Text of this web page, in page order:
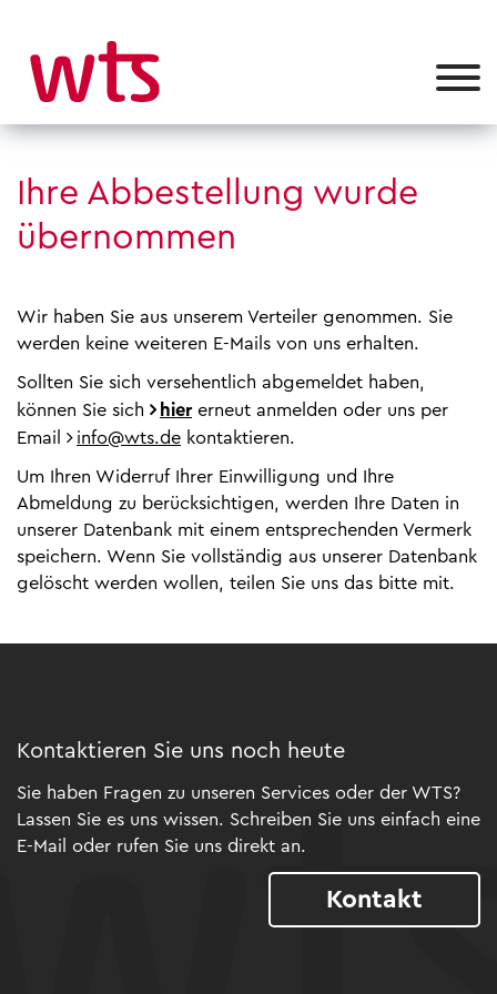
Ihre Abbestellung wurde
übernommen
Wir haben Sie aus unserem Verteiler genommen. Sie
werden keine weiteren E-Mails von uns erhalten.
Sollten Sie sich versehentlich abgemeldet haben,
können Sie sich
hiererneut anmelden oder uns per
Email
info@wts.de kontaktieren.
Um Ihren Widerruf Ihrer Einwilligung und Ihre
Abmeldung zu berücksichtigen, werden Ihre Daten in
unserer Datenbank mit einem entsprechenden Vermerk
speichern. Wenn Sie vollständig aus unserer Datenbank
gelöscht werden wollen, teilen Sie uns das bitte mit.
Kontaktieren Sie uns noch heute
Sie haben Fragen zu unseren Services oder der WTS?
Lassen Sie es uns wissen. Schreiben Sie uns einfach eine
E-Mail oder rufen Sie uns direkt an.
Kontakt